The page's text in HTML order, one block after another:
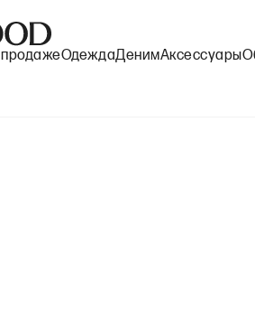
ОдеждаДенимАксессуары